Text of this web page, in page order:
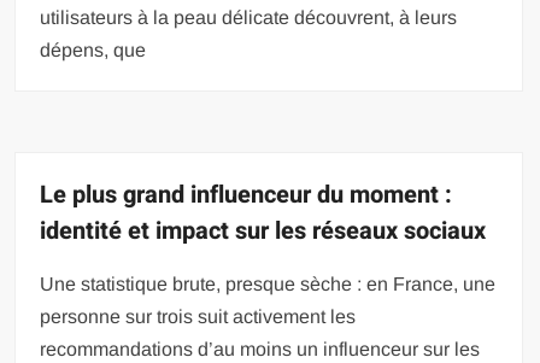
utilisateurs à la peau délicate découvrent, à leurs
dépens, que
Le plus grand influenceur du moment :
identité et impact sur les réseaux sociaux
Une statistique brute, presque sèche : en France, une
personne sur trois suit activement les
recommandations d’au moins un influenceur sur les